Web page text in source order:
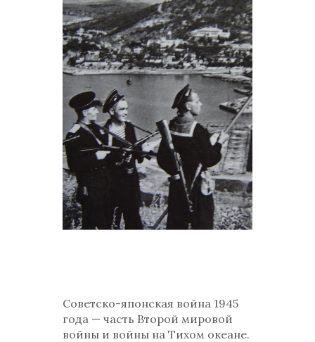
Советско-японская война 1945
года — часть Второй мировой
войны и войны на Тихом океане.